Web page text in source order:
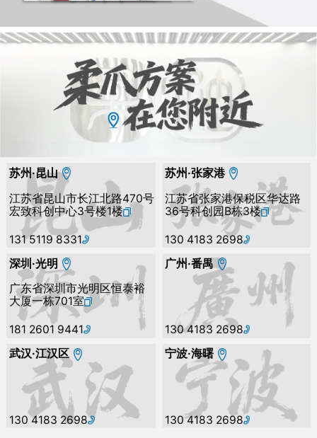
苏州·张家港
江苏省张家港保税区华达路
36号科创园B栋3楼
130 4183 2698
深圳·光明
广东省深圳市光明区恒泰裕
大厦一栋701室
181 2601 9441
苏州·昆山
江苏省昆山市长江北路470号
宏致科创中心3号楼1楼
131 5119 8331
广州·番禺
130 4183 2698
武汉·江汉区
130 4183 2698
宁波·海曙
130 4183 2698